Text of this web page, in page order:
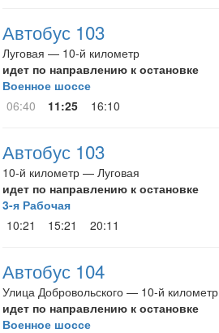
Автобус 103
Луговая — 10-й километр
идет по направлению к остановке
Военное шоссе
06:40
11:25 16:10
Автобус 103
10-й километр — Луговая
идет по направлению к остановке
3-я Рабочая
10:21
15:21 20:11
Автобус 104
Улица Добровольского — 10-й километр
идет по направлению к остановке
Военное шоссе